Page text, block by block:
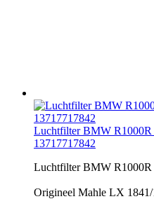
Luchtfilter BMW
13717717842
Luchtfilter BMW R1000R
Origineel Mahle LX